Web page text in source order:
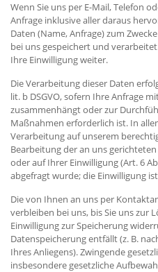
Wenn Sie uns per E-Mail, Telefon
Anfrage inklusive aller daraus
Daten (Name, Anfrage) zum
bei uns gespeichert und
Ihre Einwilligung weiter.
Die Verarbeitung dieser Daten
lit. b DSGVO, sofern Ihre Anfrage
zusammenhängt oder zur
Maßnahmen erforderlich ist. In
Verarbeitung auf unserem
Bearbeitung der an uns gerichteten
oder auf Ihrer Einwilligung (Art. 6
abgefragt wurde; die Einwilligung
Die von Ihnen an uns per
verbleiben bei uns, bis Sie uns zur
Einwilligung zur Speicherung
Datenspeicherung entfällt (z. B.
Ihres Anliegens). Zwingende
insbesondere gesetzliche